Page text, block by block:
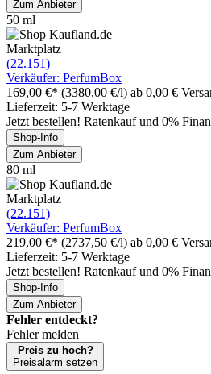
Zum Anbieter
50 ml
Marktplatz
(22.151)
Verkäufer: PerfumBox
169,00 €* (3380,00 €/l) ab 0,00 €
Lieferzeit: 5-7 Werktage
Jetzt bestellen! Ratenkauf und 0%
Shop-Info
Zum Anbieter
80 ml
Marktplatz
(22.151)
Verkäufer: PerfumBox
219,00 €* (2737,50 €/l) ab 0,00 €
Lieferzeit: 5-7 Werktage
Jetzt bestellen! Ratenkauf und 0%
Shop-Info
Zum Anbieter
Fehler entdeckt?
Fehler melden
Preis zu hoch?
Preisalarm setzen